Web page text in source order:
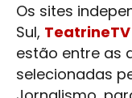
Os sites
Sul, TeatrineTV
estão entre as
selecionadas